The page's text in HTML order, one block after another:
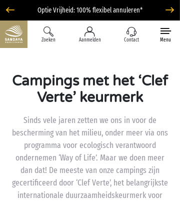
Optie Vrijheid: 100% flexibel annuleren*
Zoeken Aanmelden Contact Menu
Campings met het ‘Clef
Verte’ keurmerk
Sinds vele jaren zetten we ons in voor de
bescherming van het milieu, onder meer via ons
programma voor ecologisch verantwoord
ondernemen ‘Way of Life’. Maar we doen meer
dan dat! De meeste van onze campings zijn
gecertificeerd door ‘Clef Verte’, het belangrijkste
internationale duurzaamheidskeurmerk voor